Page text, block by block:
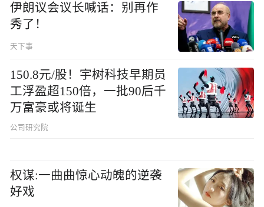
伊朗议会议长喊话：别再作
秀了！
天下事
150.8元/股！宇树科技早期员
工浮盈超150倍，一批90后千
万富豪或将诞生
公司研究院
权谋:一曲曲惊心动魄的逆袭
好戏